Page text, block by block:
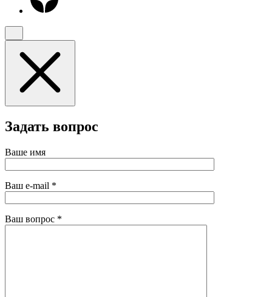
Задать вопрос
Ваше имя
Ваш e-mail *
Ваш вопрос *